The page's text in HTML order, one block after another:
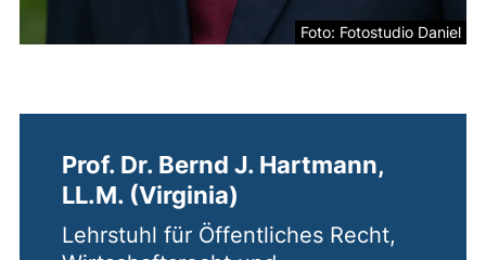
Foto: Fotostudio Daniel
Prof. Dr. Bernd J. Hartmann,
LL.M. (Virginia)
Lehrstuhl für Öffentliches Recht,